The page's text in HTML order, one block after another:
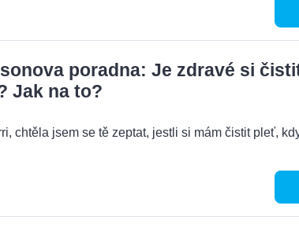
poradna: Je zdravé si
Jak na to?
chtěla jsem se tě zeptat, jestli si mám čistit pleť,